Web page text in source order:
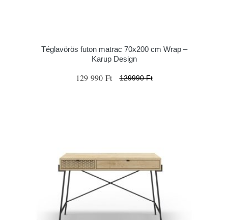
Téglavörös futon matrac 70x200 cm Wrap –
Karup Design
129 990 Ft 129990 Ft